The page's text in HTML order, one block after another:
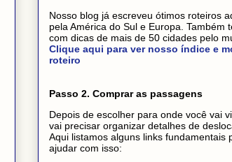
Nosso blog já escreveu ótimos roteiros
pela América do Sul e Europa. Também
com dicas de mais de 50 cidades pelo
Clique aqui para ver nosso índice e
roteiro
Passo 2. Comprar as passagens
Depois de escolher para onde você vai
vai precisar organizar detalhes de
Aqui listamos alguns links fundamentais
ajudar com isso: